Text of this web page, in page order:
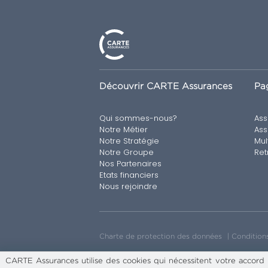
Découvrir CARTE Assurances
Qui sommes-nous?
Notre Métier
Notre Stratégie
Notre Groupe
Nos Partenaires
Etats financiers
Nous rejoindre
Charte de protection des données
CARTE Assurances utilise des cookies qui nécessitent votre